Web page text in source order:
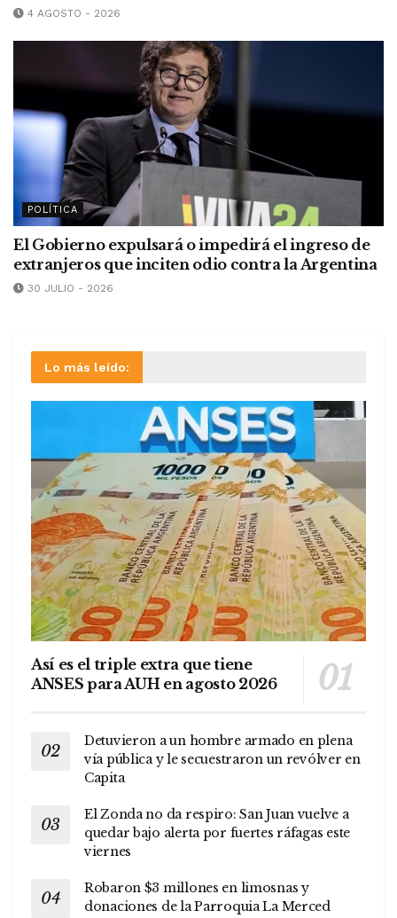
4 AGOSTO - 2026
POLÍTICA
El Gobierno expulsará o impedirá el ingreso de
extranjeros que inciten odio contra la Argentina
30 JULIO - 2026
Lo más leído:
Así es el triple extra que tiene
ANSES para AUH en agosto 2026
Detuvieron a un hombre armado en plena
vía pública y le secuestraron un revólver en
Capita
El Zonda no da respiro: San Juan vuelve a
quedar bajo alerta por fuertes ráfagas este
viernes
Robaron $3 millones en limosnas y
donaciones de la Parroquia La Merced